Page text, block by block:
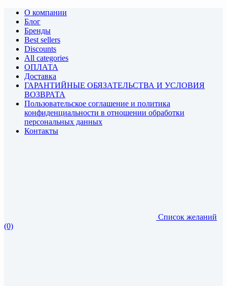
О компании
Блог
Бренды
Best sellers
Discounts
All categories
ОПЛАТА
Доставка
ГАРАНТИЙНЫЕ ОБЯЗАТЕЛЬСТВА И УСЛОВИЯ
ВОЗВРАТА
Пользовательское соглашение и политика
конфиденциальности в отношении обработки
персональных данных
Контакты
Список желаний
(0)